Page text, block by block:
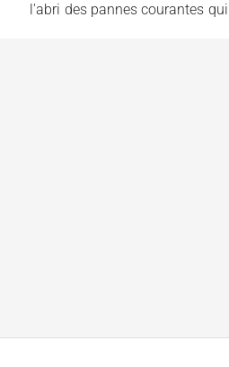
l'abri des pannes courantes